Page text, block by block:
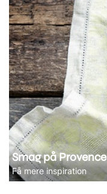
Smag på Provence
Få mere inspiration